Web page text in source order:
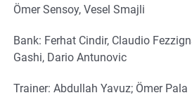
Ömer Sensoy, Vesel Smajli
Bank: Ferhat Cindir, Claudio
Gashi, Dario Antunovic
Trainer: Abdullah Yavuz; Ömer Pala